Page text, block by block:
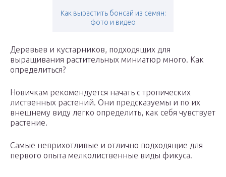
Как вырастить бонсай из семян:
фото и видео
Деревьев и кустарников, подходящих для
выращивания растительных миниатюр много. Как
определиться?
Новичкам рекомендуется начать с тропических
лиственных растений. Они предсказуемы и по их
внешнему виду легко определить, как себя чувствует
растение.
Самые неприхотливые и отлично подходящие для
первого опыта мелколиственные виды фикуса.